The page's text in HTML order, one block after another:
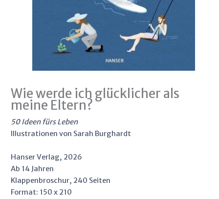
Wie werde ich glücklicher als
meine Eltern?
50 Ideen fürs Leben
Illustrationen von Sarah Burghardt
Hanser Verlag, 2026
Ab 14 Jahren
Klappenbroschur, 240 Seiten
Format: 150 x 210